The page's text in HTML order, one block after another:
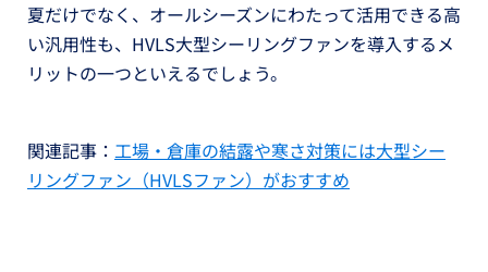
夏だけでなく、オールシーズンにわたって活用できる高
い汎用性も、HVLS大型シーリングファンを導入するメ
リットの一つといえるでしょう。
関連記事： 工場・倉庫の結露や寒さ対策には大型シー
リングファン（HVLSファン）がおすすめ